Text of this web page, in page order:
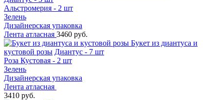
Альстромерия - 2 шт
Зелень
Дизайнерская упаковка
Лента атласная 3460 руб.
Букет из диантуса и
кустовой розы Диантус - 7 шт
Роза Кустовая - 2 шт
Зелень
Дизайнерская упаковка
Лента атласная
3410 руб.